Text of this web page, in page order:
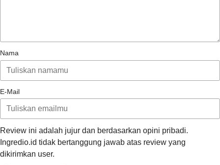
Nama
E-Mail
Review ini adalah jujur dan berdasarkan opini pribadi.
Ingredio.id tidak bertanggung jawab atas review yang
dikirimkan user.